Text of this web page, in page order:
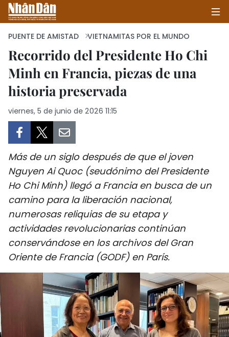
INICIO
POLÍTICA
SALUD - MEDIO AMBIENTE
CULTURA - ENTRETENIMIENTO
INTERNACIONAL
DEPORTES
VIAJES
PUENTE DE AMISTAD
HISTORIAS MULTIMEDIA
PUENTE DE AMISTAD VIETNAMITAS POR EL MUNDO
Recorrido del Presidente Ho Chi
Minh en Francia, piezas de una
historia preservada
viernes, 5 de junio de 2026 11:15
Más de un siglo después de que el joven
Nguyen Ai Quoc (seudónimo del Presidente
Ho Chi Minh) llegó a Francia en busca de un
camino para la liberación nacional,
numerosas reliquias de su etapa y
actividades revolucionarias continúan
conservándose en los archivos del Gran
Oriente de Francia (GODF) en París.